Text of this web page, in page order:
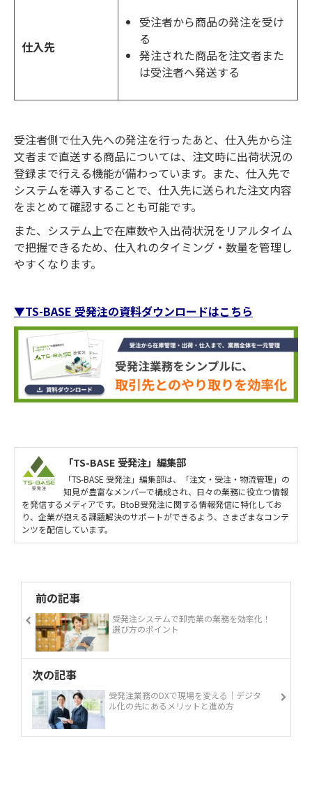
仕入先
受注者から商品の発注を受け
る
発注された商品を注文者また
は受注者へ発送する
受注者側で仕入先への発注を行ったあと、仕入先から注
文者まで直送する商品については、注文時に出荷状況の
登録まで行える機能が備わっています。また、仕入先で
システムを導入することで、仕入先に送られた注文内容
をまとめて確認することも可能です。
また、システム上で在庫数や入出荷状況をリアルタイム
で把握できるため、仕入れのタイミング・数量を管理し
やすくなります。
▼TS-BASE 受発注の資料ダウンロードはこちら
「TS-BASE 受発注」編集部
「TS-BASE 受発注」編集部は、「注文・受注・物流管理」の
知見が豊富なメンバーで構成され、日々の業務に役立つ情報
を発信するメディアです。BtoB受発注に関する情報発信に特化してお
り、企業が抱える課題解決のサポートができるよう、さまざまなコンテ
ンツを配信しています。
前の記事
受発注システムで卸売業の業務を効率化！
選び方のポイント
次の記事
受発注業務のDXで現場を変える｜デジタ
ル化の先にあるメリットと進め方